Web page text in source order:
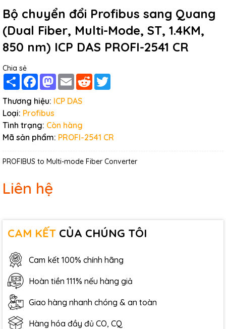
Bộ chuyển đổi Profibus sang Quang
(Dual Fiber, Multi-Mode, ST, 1.4KM,
850 nm) ICP DAS PROFI-2541 CR
Chia sẻ
Share FacebookMastodon
Email Reddit
Thương hiệu: ICP DAS
Loại: Profibus
Tình trạng: Còn hàng
Mã sản phẩm: PROFI-2541 CR
PROFIBUS to Multi-mode Fiber Converter
Liên hệ
CAM KẾT CỦA CHÚNG TÔI
Cam kết 100% chính hãng
Hoàn tiền 111% nếu hàng giả
Giao hàng nhanh chóng & an toàn
Hàng hóa đầy đủ CO, CQ